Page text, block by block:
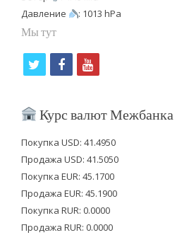
Давление
: 1013 hPa
Мы тут
i
t
e
r
f
c
b
o
o
k
y
u
u
b
e
Курс валют Межбанка
Покупка USD: 41.4950
Продажа USD: 41.5050
Покупка EUR: 45.1700
Продажа EUR: 45.1900
Покупка RUR: 0.0000
Продажа RUR: 0.0000